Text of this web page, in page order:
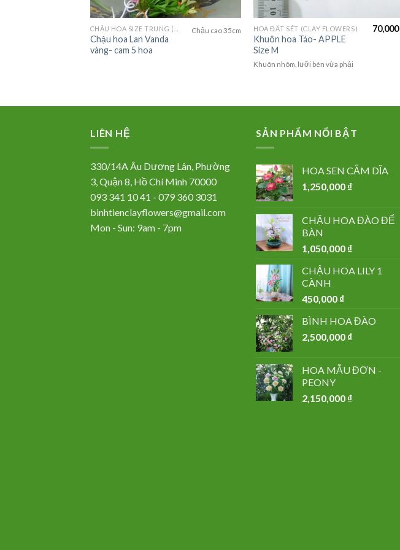
Chậu hoa Lan Vanda
vàng- cam 5 hoa
Chậu cao 35cm HOA ĐẤT SÉT (CLAY FLOWERS)
Khuôn hoa Táo- APPLE
Size M
70,000
Khuôn nhôm, lưỡi bén vừa phải
LIÊN HỆ
330/14A Âu Dương Lân, Phường
3, Quận 8, Hồ Chí Minh 70000
093 341 10 41 - 079 360 3031
binhtienclayflowers@gmail.com
Mon - Sun: 9am - 7pm
SẢN PHẨM NỔI BẬT
HOA SEN CẮM DĨA
1,250,000 ₫
CHẬU HOA ĐÀO ĐỂ
BÀN
1,050,000 ₫
CHẬU HOA LILY 1
CÀNH
450,000 ₫
BÌNH HOA ĐÀO
2,500,000 ₫
HOA MẪU ĐƠN -
PEONY
2,150,000 ₫